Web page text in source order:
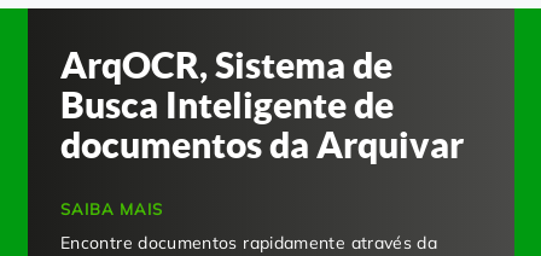
ArqOCR, Sistema de
Busca Inteligente de
documentos da Arquivar
SAIBA MAIS
Encontre documentos rapidamente através da